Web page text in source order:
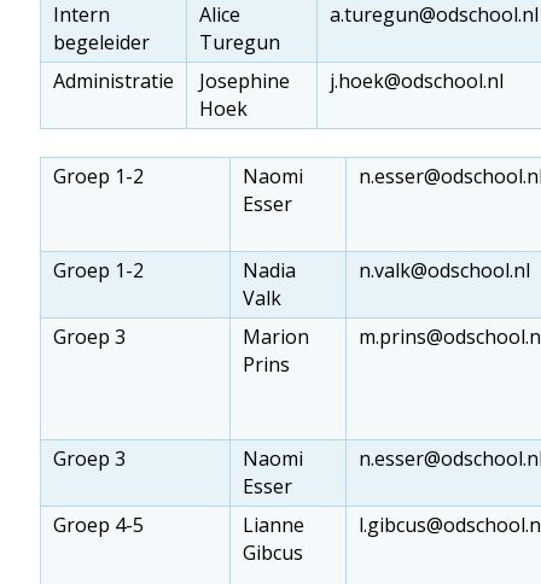
Intern
begeleider
Alice
Turegun
a.turegun@odschool.nl
Administratie
Josephine
Hoek
j.hoek@odschool.nl
Groep 1-2
Naomi
Esser
Groep 1-2
Nadia
Valk
n.valk@odschool.nl
Groep 3
Marion
Prins
Groep 3
Naomi
Esser
Groep 4-5
Lianne
Gibcus